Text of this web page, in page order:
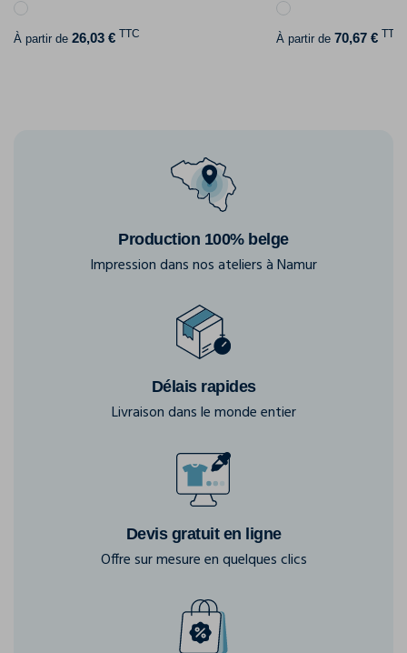
À partir de 26,03 € TTC À partir de 70,67 € TTC
Production 100% belge
Impression dans nos ateliers à Namur
Délais rapides
Livraison dans le monde entier
Devis gratuit en ligne
Offre sur mesure en quelques clics